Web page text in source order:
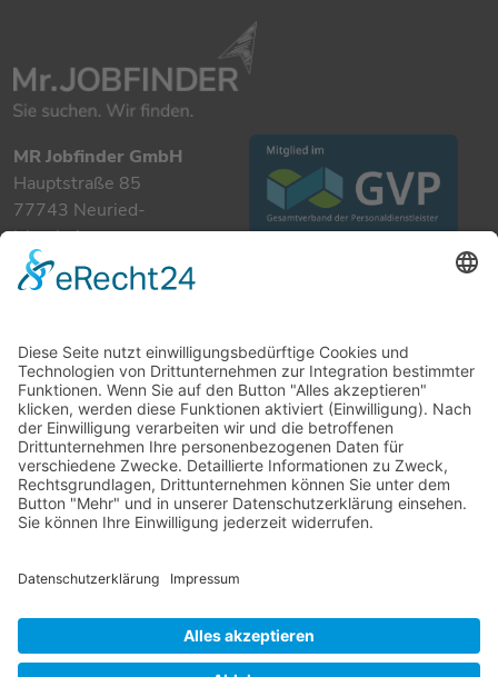
MR Jobfinder GmbH
Hauptstraße 85
77743 Neuried-
Ichenheim
+49 7807 885 901 0
info@mrjobfinder.com
Für Arbeitgeber
Für Arbeitnehmer
Stellenanzeigen
Kandidaten
Kontakt
Datenschutzerklärung
Cookie-Einstellungen